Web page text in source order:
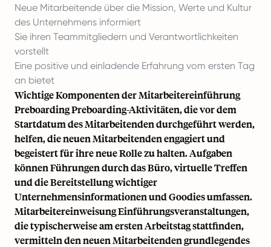
Neue Mitarbeitende über die Mission, Werte und Kultur
des Unternehmens informiert
Sie ihren Teammitgliedern und Verantwortlichkeiten
vorstellt
Eine positive und einladende Erfahrung vom ersten Tag
an bietet
Wichtige Komponenten der Mitarbeitereinführung
Preboarding Preboarding-Aktivitäten, die vor dem
Startdatum des Mitarbeitenden durchgeführt werden,
helfen, die neuen Mitarbeitenden engagiert und
begeistert für ihre neue Rolle zu halten. Aufgaben
können Führungen durch das Büro, virtuelle Treffen
und die Bereitstellung wichtiger
Unternehmensinformationen und Goodies umfassen.
Mitarbeitereinweisung Einführungsveranstaltungen,
die typischerweise am ersten Arbeitstag stattfinden,
vermitteln den neuen Mitarbeitenden grundlegendes